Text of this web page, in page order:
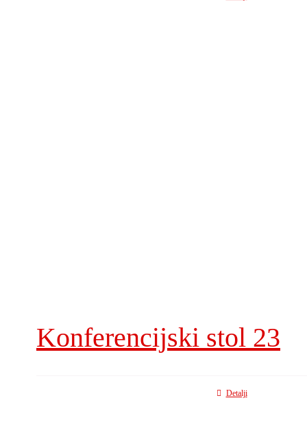
Konferencijski stol 23
Detalji